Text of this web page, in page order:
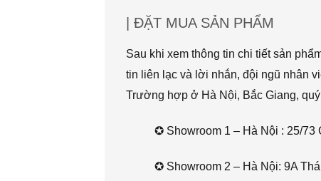
| ĐẶT MUA SẢN PHẨM
Sau khi xem thông tin chi tiết sản
tin liên lạc và lời nhắn, đội ngũ nhân
Trường hợp ở Hà Nội, Bắc Giang,
✪ Showroom 1 – Hà Nội : 25/73
✪ Showroom 2 – Hà Nội: 9A